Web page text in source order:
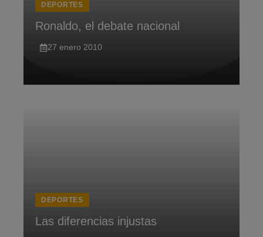
DEPORTES
Ronaldo, el debate nacional
27 enero 2010
DEPORTES
Las diferencias injustas